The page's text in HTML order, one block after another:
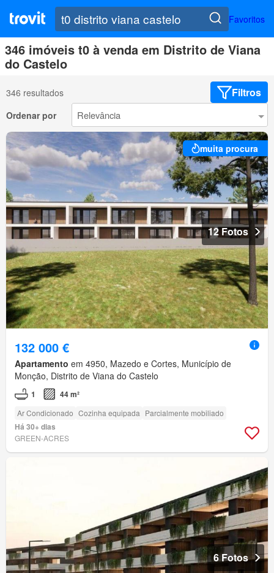
Favoritos
346 imóveis t0 à venda em Distrito de Viana
do Castelo
346 resultados Filtros
Ordenar por
muita procura
12 Fotos
132 000 €
Apartamento em 4950, Mazedo e Cortes, Município de
Monção, Distrito de Viana do Castelo
1 44 m²
Ar Condicionado Cozinha equipada Parcialmente mobiliado
Há 30+ dias
GREEN-ACRES
6 Fotos